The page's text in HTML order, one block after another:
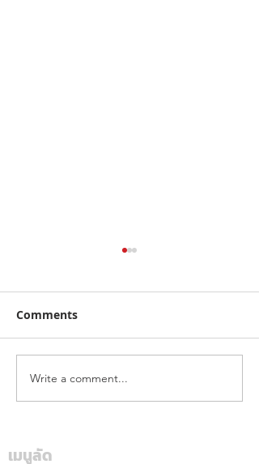
คาลเท็กซ์ ได้รับการรับรอง
หัวจ่ายเชื้อเพลิงมาตรฐาน
การบริการ ตอกย้ำความ
Comments
Write a comment...
เมนูลัด